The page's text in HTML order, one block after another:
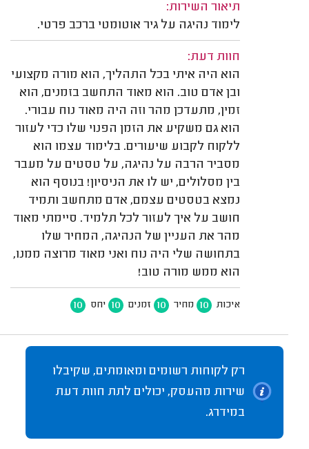
תיאור השירות:
לימוד נהיגה על גיר אוטומטי ברכב פרטי.
חוות דעת:
הוא היה איתי בכל התהליך, הוא מורה מקצועי
ובן אדם טוב. הוא מאוד התחשב בזמנים, הוא
זמין, מתעדכן מהר וזה היה מאוד נוח עבורי.
הוא גם משקיע את הזמן הפנוי שלו כדי לעזור
ללקוח לקבוע שיעורים. בלימוד עצמו הוא
מסביר הרבה על נהיגה, על טסטים על מעבר
בין מסלולים, יש לו את הניסיון! בנוסף הוא
נמצא בטסטים עצמם, אדם מתחשב ותמיד
חושב על איך לעזור לכל תלמיד. סיימתי מאוד
מהר את העניין של הנהיגה, המחיר שלו
בתחושה שלי היה נוח ואני מאוד מרוצה ממנו,
הוא ממש מורה טוב!
איכות 10 מחיר 10 זמנים 10 יחס 10
רק לקוחות רשומים ומאומתים, שקיבלו
שירות מהעסק, יכולים לתת חוות דעת
במידרג.